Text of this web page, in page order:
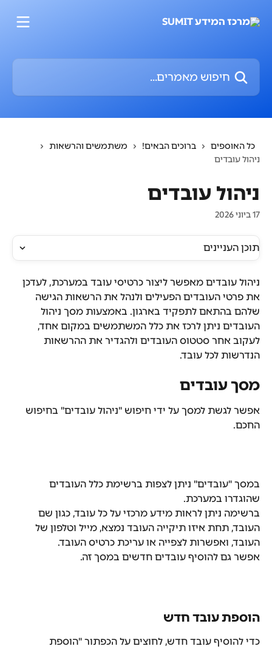
חיפוש מאמרים...
כל האוספים ברוכים הבאים!
משתמשים והרשאות
ניהול עובדים
ניהול עובדים
17 ביוני 2026
תוכן העניינים
ניהול עובדים מאפשר ליצור כרטיסי עובד במערכת, לעדכן
את פרטי העובדים הפעילים ולנהל את הרשאות הגישה
שלהם בהתאם לתפקיד בארגון. באמצעות מסך ניהול
העובדים ניתן לרכז את כלל המשתמשים במקום אחד,
לעקוב אחר סטטוס העובדים ולהגדיר את ההרשאות
הנדרשות לכל עובד.
מסך עובדים
אפשר לגשת למסך על ידי חיפוש "ניהול עובדים" בחיפוש
החכם.
במסך "עובדים" ניתן לצפות ברשימת כלל העובדים
שהוגדרו במערכת.
ברשימה ניתן לראות מידע מרכזי על כל עובד, כגון שם
העובד, תחת איזו תיקייה העובד נמצא, מייל וטלפון של
העובד, ואפשרות לצפייה או עריכת כרטיס העובד.
אפשר גם להוסיף עובדים חדשים במסך זה.
הוספת עובד חדש
כדי להוסיף עובד חדש, לחוצים על הכפתור "הוספת